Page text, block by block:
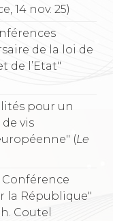
14 nov. 25)
de la loi de
de l’Etat"
pour un
vis
(Le
Conférence
la République"
Coutel